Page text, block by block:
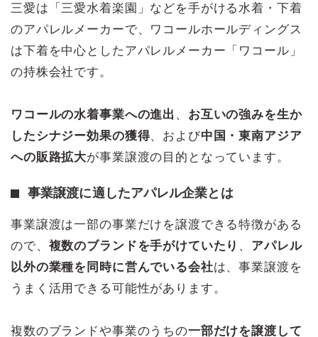
三愛は「三愛水着楽園」などを手がける水着・下着
のアパレルメーカーで、ワコールホールディングス
は下着を中心としたアパレルメーカー「ワコール」
の持株会社です。
ワコールの水着事業への進出 、 お互いの強みを生か
したシナジー効果の獲得、および中国・東南アジア
への販路拡大が事業譲渡の目的となっています。
事業譲渡に適したアパレル企業とは
事業譲渡は一部の事業だけを譲渡できる特徴がある
ので、 複数のブランドを手がけていたり 、 アパレル
以外の業種を同時に営んでいる会社は、事業譲渡を
うまく活用できる可能性があります。
複数のブランドや事業のうちの一部だけを譲渡して